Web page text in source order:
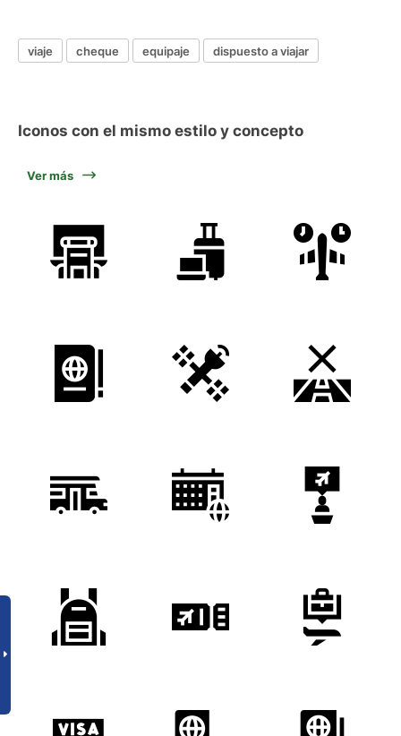
viaje cheque equipaje dispuesto a viajar
Iconos con el mismo estilo y concepto
Ver más